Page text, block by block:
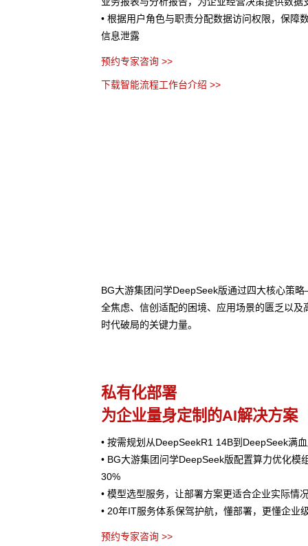
预约专家咨询 >>
下载智能流程工作台介绍 >>
BG大游集团问学DeepSeek版通过四大核心策
全焦虑、信创适配的困境、应用场景的匮乏以
时代破局的关键力量。
私有化部署
为企业量身定制的AI解决方案
• 按需规划从DeepSeekR1 14B到DeepSeek满
• BG大游集团问学DeepSeek版配置算力优化模
30%
• 模型选型服务，让部署方案更适合企业实际情
• 20年IT服务体系保驾护航，懂部署，更懂企业
预约专家咨询 >>